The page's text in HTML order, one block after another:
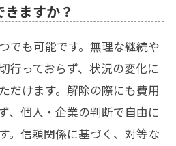
ますか？
でも可能です。無理な継続や
行っておらず、状況の変化に
だけます。解除の際にも費用
、個人・企業の判断で自由に
。信頼関係に基づく、対等な